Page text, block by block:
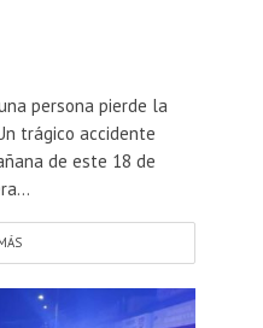
persona pierde la
trágico accidente
de este 18 de